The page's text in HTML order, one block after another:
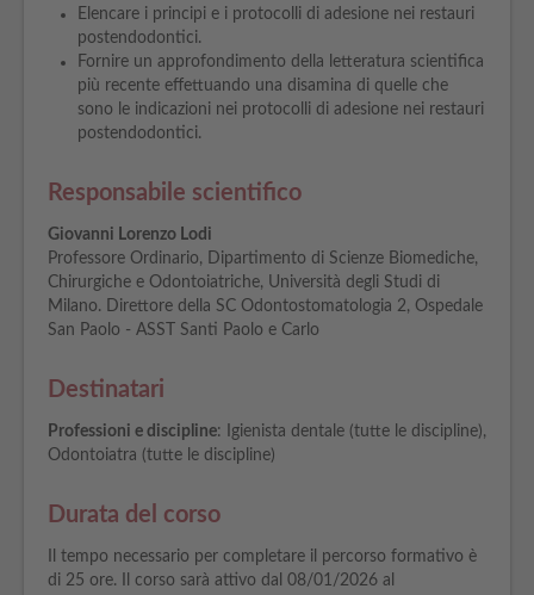
Elencare i principi e i protocolli di adesione nei restauri
postendodontici.
Fornire un approfondimento della letteratura scientifica
più recente effettuando una disamina di quelle che
sono le indicazioni nei protocolli di adesione nei restauri
postendodontici.
Responsabile scientifico
Giovanni Lorenzo Lodi
Professore Ordinario, Dipartimento di Scienze Biomediche,
Chirurgiche e Odontoiatriche, Università degli Studi di
Milano. Direttore della SC Odontostomatologia 2, Ospedale
San Paolo - ASST Santi Paolo e Carlo
Destinatari
Professioni e discipline: Igienista dentale (tutte le discipline),
Odontoiatra (tutte le discipline)
Durata del corso
Il tempo necessario per completare il percorso formativo è
di 25 ore. Il corso sarà attivo dal 08/01/2026 al